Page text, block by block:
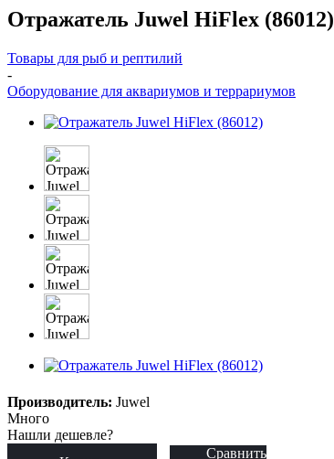
Отражатель Juwel HiFlex (86012)
Товары для рыб и рептилий
-
Оборудование для аквариумов и террариумов
Производитель: Juwel
Много
Нашли дешевле?
Сравнить